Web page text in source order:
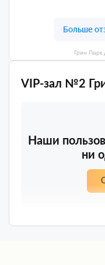
Наши
ни
Грин